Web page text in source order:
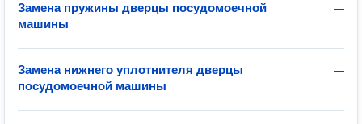
—
Замена пружины дверцы посудомоечной
машины
—
Замена нижнего уплотнителя дверцы
посудомоечной машины